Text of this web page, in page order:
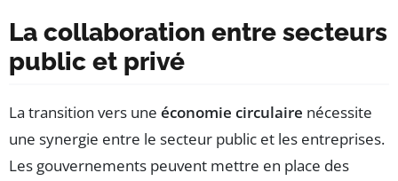
La collaboration entre secteurs
public et privé
La transition vers une économie circulaire nécessite
une synergie entre le secteur public et les entreprises.
Les gouvernements peuvent mettre en place des